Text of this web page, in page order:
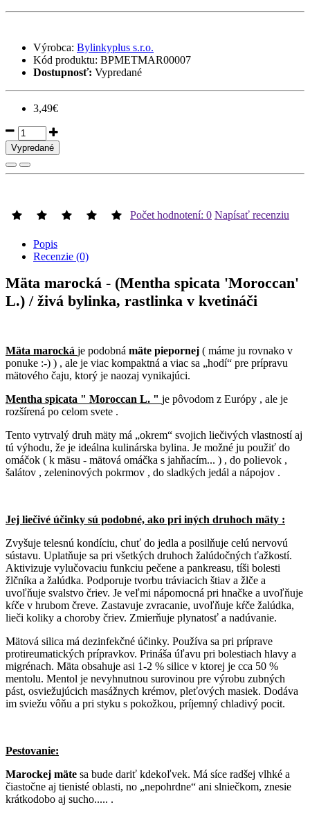
Výrobca: Bylinkyplus s.r.o.
Kód produktu: BPMETMAR00007
Dostupnosť: Vypredané
3,49€
Vypredané
Počet hodnotení: 0 Napísať recenziu
Popis
Recenzie (0)
Mäta marocká - (Mentha spicata 'Moroccan'
L.) / živá bylinka, rastlinka v kvetináči
Mäta marocká je podobná mäte piepornej ( máme ju rovnako v
ponuke :-) ) , ale je viac kompaktná a viac sa „hodí“ pre prípravu
mätového čaju, ktorý je naozaj vynikajúci.
Mentha spicata " Moroccan L. " je pôvodom z Európy , ale je
rozšírená po celom svete .
Tento vytrvalý druh mäty má „okrem“ svojich liečivých vlastností aj
tú výhodu, že je ideálna kulinárska bylina. Je možné ju použiť do
omáčok ( k mäsu - mätová omáčka s jahňacím... ) , do polievok ,
šalátov , zeleninových pokrmov , do sladkých jedál a nápojov .
Jej liečivé účinky sú podobné, ako pri iných druhoch mäty :
Zvyšuje telesnú kondíciu, chuť do jedla a posilňuje celú nervovú
sústavu. Uplatňuje sa pri všetkých druhoch žalúdočných ťažkostí.
Aktivizuje vylučovaciu funkciu pečene a pankreasu, tíši bolesti
žlčníka a žalúdka. Podporuje tvorbu tráviacich štiav a žlče a
uvoľňuje svalstvo čriev. Je veľmi nápomocná pri hnačke a uvoľňuje
kŕče v hrubom čreve. Zastavuje zvracanie, uvoľňuje kŕče žalúdka,
lieči koliky a choroby čriev. Zmierňuje plynatosť a nadúvanie.
Mätová silica má dezinfekčné účinky. Používa sa pri príprave
protireumatických prípravkov. Prináša úľavu pri bolestiach hlavy a
migrénach. Mäta obsahuje asi 1-2 % silice v ktorej je cca 50 %
mentolu. Mentol je nevyhnutnou surovinou pre výrobu zubných
pást, osviežujúcich masážnych krémov, pleťových masiek. Dodáva
im sviežu vôňu a pri styku s pokožkou, príjemný chladivý pocit.
Pestovanie:
Marockej mäte sa bude dariť kdekoľvek. Má síce radšej vlhké a
čiastočne aj tienisté oblasti, no „nepohrdne“ ani slniečkom, znesie
krátkodobo aj sucho..... .